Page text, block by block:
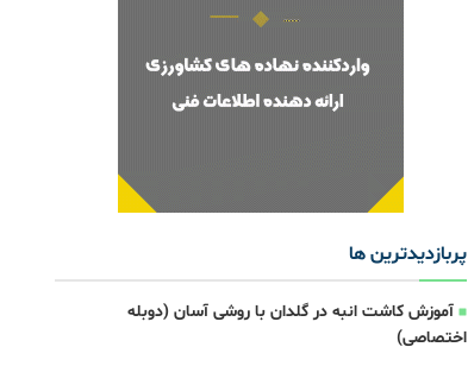
پربازدیدترین ها
آموزش کاشت انبه در گلدان با روشی آسان (دوبله
اختصاصی)